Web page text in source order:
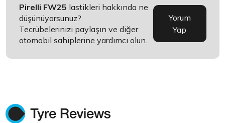
Pirelli FW25 lastikleri hakkında ne
düşünüyorsunuz?
Tecrübelerinizi paylaşın ve diğer
otomobil sahiplerine yardımcı olun.
Yorum
Yap